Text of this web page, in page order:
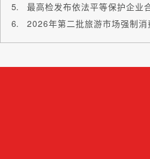
最高检发布依法平等保护企业
2026年第二批旅游市场强制